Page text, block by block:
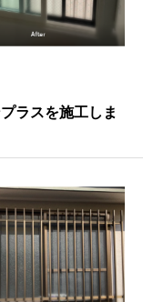
ラスを施工しま